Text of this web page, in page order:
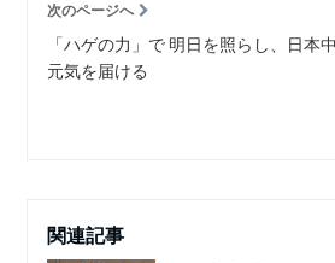
次のページへ
「ハゲの力」で 明日を照らし、日本
元気を届ける
関連記事